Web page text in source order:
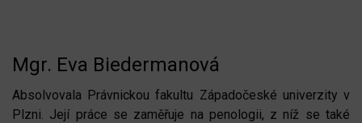
Mgr. Eva Biedermanová
Absolvovala Právnickou fakultu Západočeské univerzity v
Plzni. Její práce se zaměřuje na penologii, z níž se také